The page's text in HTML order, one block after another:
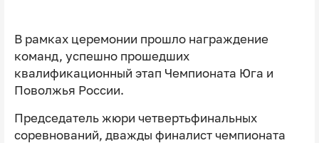
В рамках церемонии прошло награждение
команд, успешно прошедших
квалификационный этап Чемпионата Юга и
Поволжья России.
Председатель жюри четвертьфинальных
соревнований, дважды финалист чемпионата